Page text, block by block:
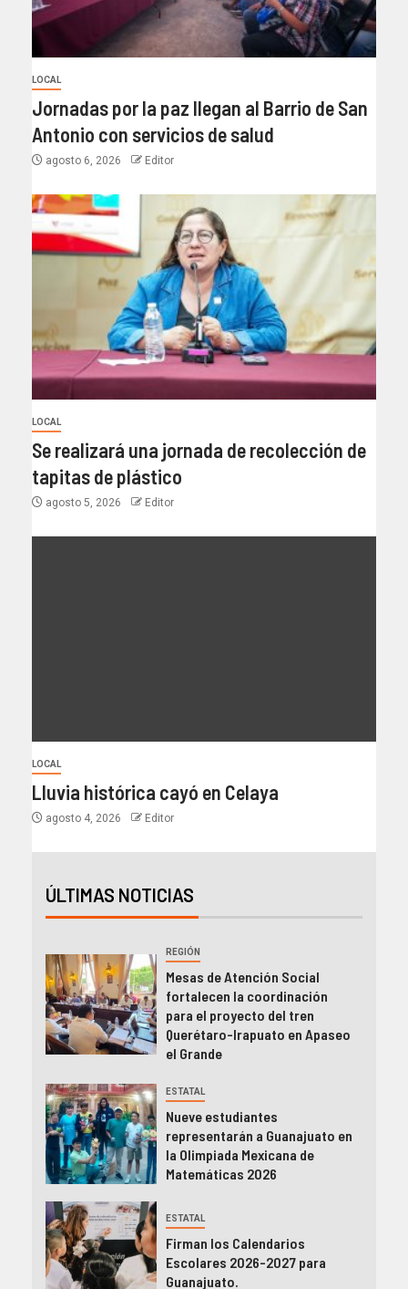
LOCAL
Jornadas por la paz llegan al Barrio de San
Antonio con servicios de salud
agosto 6, 2026 Editor
LOCAL
Se realizará una jornada de recolección de
tapitas de plástico
agosto 5, 2026 Editor
LOCAL
Lluvia histórica cayó en Celaya
agosto 4, 2026 Editor
ÚLTIMAS NOTICIAS
REGIÓN
Mesas de Atención Social
fortalecen la coordinación
para el proyecto del tren
Querétaro-Irapuato en Apaseo
el Grande
ESTATAL
Nueve estudiantes
representarán a Guanajuato en
la Olimpiada Mexicana de
Matemáticas 2026
ESTATAL
Firman los Calendarios
Escolares 2026-2027 para
Guanajuato.